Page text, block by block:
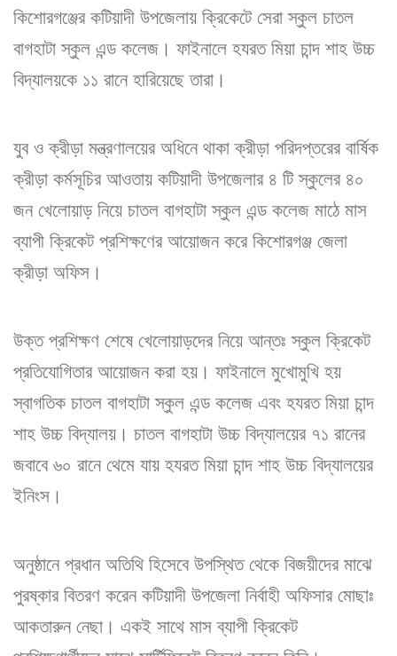
কিশোরগঞ্জের কটিয়াদী উপজেলায় ক্রিকেটে সেরা স্কুল চাতল
বাগহাটা স্কুল এন্ড কলেজ। ফাইনালে হযরত মিয়া চান্দ শাহ উচ্চ
বিদ্যালয়কে ১১ রানে হারিয়েছে তারা।
যুব ও ক্রীড়া মন্ত্রণালয়ের অধিনে থাকা ক্রীড়া পরিদপ্তরের বার্ষিক
ক্রীড়া কর্মসূচির আওতায় কটিয়াদী উপজেলার ৪ টি স্কুলের ৪০
জন খেলোয়াড় নিয়ে চাতল বাগহাটা স্কুল এন্ড কলেজ মাঠে মাস
ব্যাপী ক্রিকেট প্রশিক্ষণের আয়োজন করে কিশোরগঞ্জ জেলা
ক্রীড়া অফিস।
উক্ত প্রশিক্ষণ শেষে খেলোয়াড়দের নিয়ে আন্তঃ স্কুল ক্রিকেট
প্রতিযোগিতার আয়োজন করা হয়। ফাইনালে মুখোমুখি হয়
স্বাগতিক চাতল বাগহাটা স্কুল এন্ড কলেজ এবং হযরত মিয়া চান্দ
শাহ উচ্চ বিদ্যালয়। চাতল বাগহাটা উচ্চ বিদ্যালয়ের ৭১ রানের
জবাবে ৬০ রানে থেমে যায় হযরত মিয়া চান্দ শাহ উচ্চ বিদ্যালয়ের
ইনিংস।
অনুষ্ঠানে প্রধান অতিথি হিসেবে উপস্থিত থেকে বিজয়ীদের মাঝে
পুরষ্কার বিতরণ করেন কটিয়াদী উপজেলা নির্বাহী অফিসার মোছাঃ
আকতারুন নেছা। একই সাথে মাস ব্যাপী ক্রিকেট